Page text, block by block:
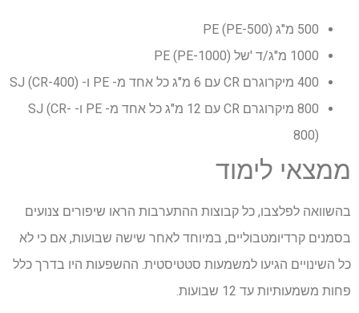
500 מ"ג PE (PE-500)
1000 מ"ג/ד 'של PE (PE-1000)
400 מיקרוגרם CR עם 6 מ"ג כל אחד מ- PE ו- SJ (CR-400)
800 מיקרוגרם CR עם 12 מ"ג כל אחד מ- PE ו- SJ (CR-
800)
ממצאי לימוד
בהשוואה לפלצבו, כל קבוצות ההתערבות הראו שיפורים צנועים
בסמנים קרדיומטבוליים, במיוחד לאחר שישה שבועות, אם כי לא
כל השינויים הגיעו למשמעות סטטיסטית. ההשפעות היו בדרך כלל
פחות משמעותיות עד 12 שבועות.